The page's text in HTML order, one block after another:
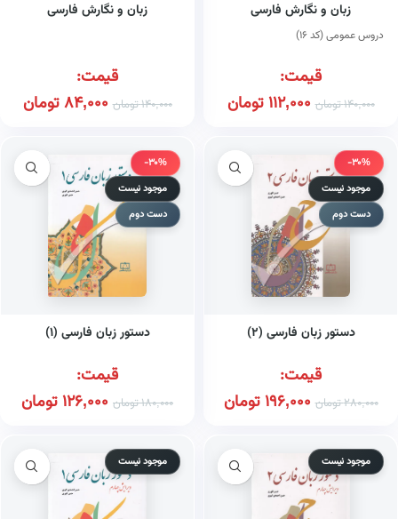
زبان و نگارش فارسی
دروس عمومی (کد ۱۶)
قیمت:
140,000تومان 112,000تومان
زبان و نگارش فارسی
قیمت:
140,000تومان 84,000تومان
-30%
موجود نیست
دست دوم
دستور زبان فارسی (۲)
قیمت:
280,000تومان 196,000تومان
-30%
موجود نیست
دست دوم
دستور زبان فارسی (۱)
قیمت:
180,000تومان 126,000تومان
موجود نیست موجود نیست